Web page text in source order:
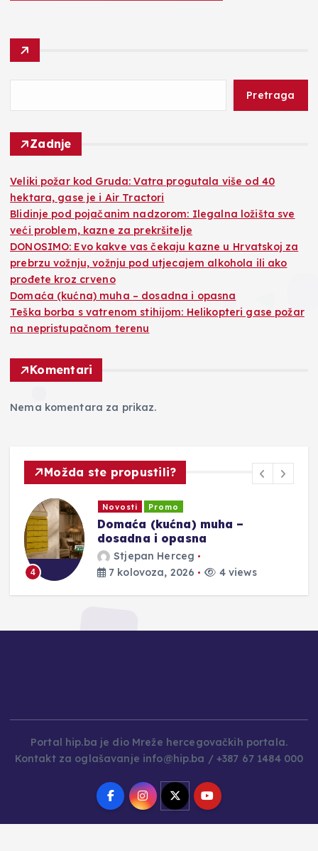
Pretraga
Zadnje
Veliki požar kod Gruda: Vatra progutala više od 40
hektara, gase je i Air Tractori
Blidinje pod pojačanim nadzorom: Ilegalna ložišta sve
veći problem, kazne za prekršitelje
DONOSIMO: Evo kakve vas čekaju kazne u Hrvatskoj za
prebrzu vožnju, vožnju pod utjecajem alkohola ili ako
prođete kroz crveno
Domaća (kućna) muha – dosadna i opasna
Teška borba s vatrenom stihijom: Helikopteri gase požar
na nepristupačnom terenu
Komentari
Nema komentara za prikaz.
Možda ste propustili?
4
Novosti Promo
Domaća (kućna) muha –
dosadna i opasna
Stjepan Herceg
7 kolovoza, 2026
4 views
Portal hip.ba je dio Mreže hercegovačkih portala.
Kontakt za oglašavanje info@hip.ba / +387 67 1484 000